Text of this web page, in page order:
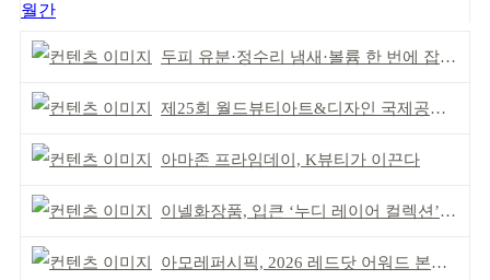
월간
두피 유분·정수리 냄새·볼륨 한 번에 잡는다
제25회 월드뷰티아트&디자인 국제공모전 시상식 성황
아마존 프라임데이, K뷰티가 이끈다
이넬화장품, 입큰 ‘누디 레이어 컬렉션’ 출시
아모레퍼시픽, 2026 레드닷 어워드 본상 2개 수상